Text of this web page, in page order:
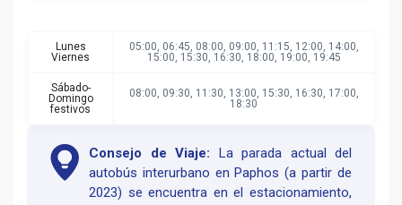
Lunes
Viernes
05:00, 06:45, 08:00, 09:00, 11:15, 12:00, 14:00,
15:00, 15:30, 16:30, 18:00, 19:00, 19:45
Sábado-
Domingo
festivos
08:00, 09:30, 11:30, 13:00, 15:30, 16:30, 17:00,
18:30
Consejo de Viaje: La parada actual del
autobús interurbano en Paphos (a partir de
2023) se encuentra en el estacionamiento,